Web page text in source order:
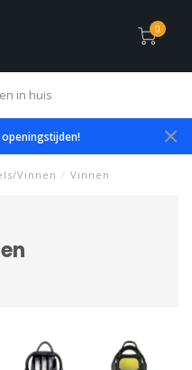
0
in huis
Vinnen / Vinnen